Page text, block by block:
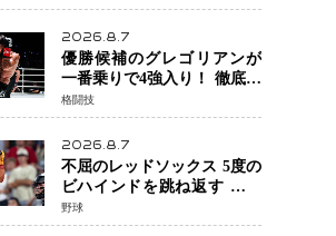
ント」でも消えない危険信
号
2026.8.7
優勝候補のグレゴリアンが
一番乗りで4強入り！ 徹底し
たローキックでウスビャン
を攻略、判定勝利
格闘技
2026.8.7
不屈のレッドソックス 5度の
ビハインドを跳ね返す 延長
13回サヨナラ勝ち 吉田正尚
選手も2安打1打点で貢献 4得
野球